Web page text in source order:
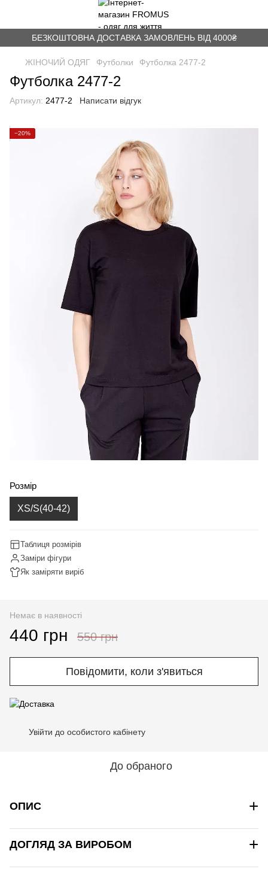
БЕЗКОШТОВНА ДОСТАВКА ЗАМОВЛЕНЬ ВІД 4000₴
ЖІНОЧИЙ ОДЯГ Футболки Футболка 2477-2
Футболка 2477-2
Артикул: 2477-2 Написати відгук
−20%
Розмір
XS/S(40-42)
Таблиця розмірів
Заміри фігури
Як заміряти виріб
Немає в наявності
440 грн 550 грн
Повідомити, коли з'явиться
Увійти до особистого кабінету
До обраного
ОПИС +
ДОГЛЯД ЗА ВИРОБОМ +